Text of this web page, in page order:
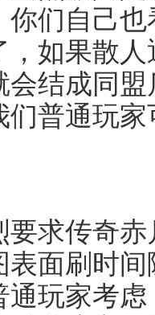
你们自己
，如果散
会结成同
们普通玩
要求传奇
表面刷时
通玩家考